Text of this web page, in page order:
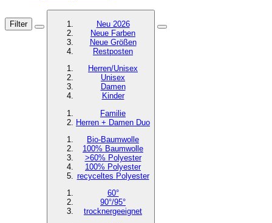
Filter
Neu 2026
Neue Farben
Neue Größen
Restposten
Herren/Unisex
Unisex
Damen
Kinder
Familie
Herren + Damen Duo
Bio-Baumwolle
100% Baumwolle
>60% Polyester
100% Polyester
recyceltes Polyester
60°
90°/95°
trocknergeeignet